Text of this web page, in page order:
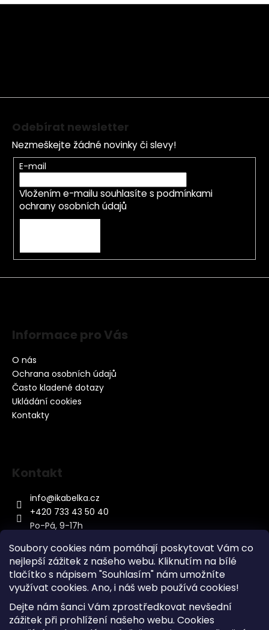
Soubory cookies nám pomáhají poskytovat Vám co
nejlepší zážitek z našeho webu. Kliknutím na bílé
tlačítko s nápisem "Souhlasím" nám umožníte
využívat cookies. Ano, i náš web používá cookies!
Dejte nám šanci Vám zprostředkovat nevšední
zážitek při prohlížení našeho webu. Cookies
Z
Odebírat newsletter
Nezmeškejte žádné novinky či slevy!
E-mail
Vložením e-mailu souhlasíte s podmínkami
ochrany osobních údajů
Informace pro Vás
O nás
Ochrana osobních údajů
Často kladené dotazy
Ukládání cookies
Kontakty
Kontakt
info@ikabelka.cz
+420 733 43 50 40
Po-Pá, 9-17h
Kontakt
Sitemap